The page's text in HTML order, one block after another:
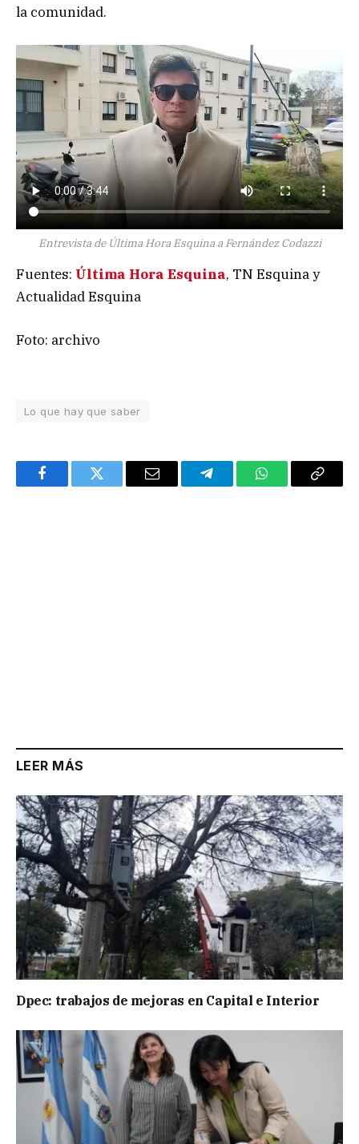
la comunidad.
Entrevista de Última Hora Esquina a Fernández Codazzi
Fuentes: Última Hora Esquina, TN Esquina y
Actualidad Esquina
Foto: archivo
Lo que hay que saber
FacebookTwitter Email TelegramWhatsAppCopy
LEER MÁS
Dpec: trabajos de mejoras en Capital e Interior